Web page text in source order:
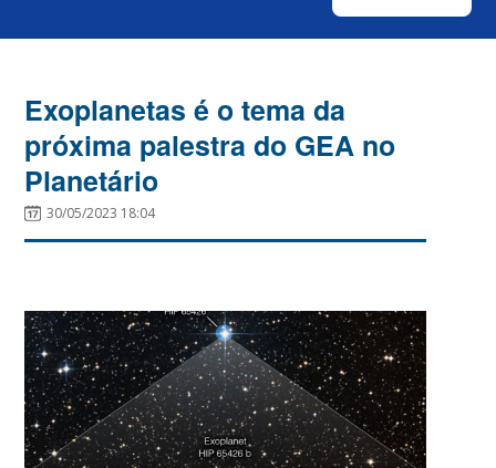
Exoplanetas é o tema da
próxima palestra do GEA no
Planetário
30/05/2023 18:04